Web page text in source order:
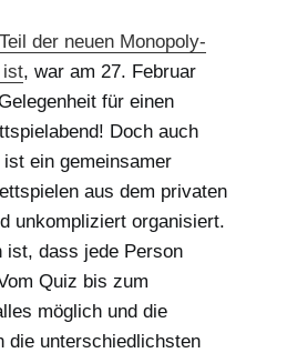
der neuen Monopoly-
ist, war am 27. Februar
für einen
Doch auch
ein gemeinsamer
aus dem privaten
unkompliziert organisiert.
ist, dass jede Person
Quiz bis zum
möglich und die
die unterschiedlichsten